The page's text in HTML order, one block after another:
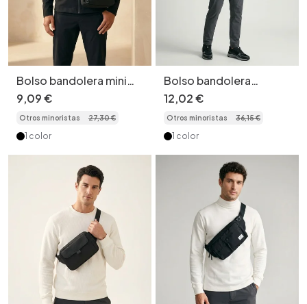
Bolso bandolera mini
informal de nailon para
hombre y mujer.
9,09€
Otros minoristas 27,30€
1 color
Bolso bandolera
táctico para hombre
con múltiples bolsillos.
12,02€
Otros minoristas 36,15€
1 color